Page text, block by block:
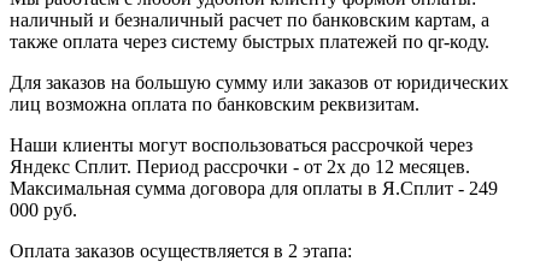
наличный и безналичный расчет по банковским картам, а
также оплата через систему быстрых платежей по qr-коду.
Для заказов на большую сумму или заказов от юридических
лиц возможна оплата по банковским реквизитам.
Наши клиенты могут воспользоваться рассрочкой через
Яндекс Сплит. Период рассрочки - от 2х до 12 месяцев.
Максимальная сумма договора для оплаты в Я.Сплит - 249
000 руб.
Оплата заказов осуществляется в 2 этапа: